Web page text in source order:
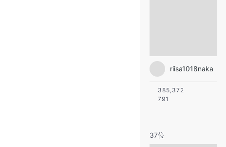
riisa1018naka
385,372
791
37位